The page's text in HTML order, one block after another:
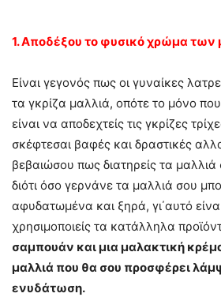
1. Αποδέξου το φυσικό χρώμα των
Είναι γεγονός πως οι γυναίκες
τα γκρίζα μαλλιά, οπότε το μόνο
είναι να αποδεχτείς τις γκρίζες
σκέφτεσαι βαφές και δραστικές
βεβαιώσου πως διατηρείς τα
διότι όσο γερνάνε τα μαλλιά σου
αφυδατωμένα και ξηρά, γι΄αυτό
χρησιμοποιείς τα κατάλληλα
σαμπουάν και μια μαλακτική
μαλλιά που θα σου προσφέρει
ενυδάτωση.